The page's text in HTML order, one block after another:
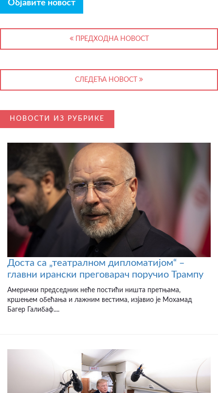
Објавите новост
ПРЕДХОДНА НОВОСТ
СЛЕДЕЋА НОВОСТ
НОВОСТИ ИЗ РУБРИКЕ
Доста са „театралном дипломатијом“ –
главни ирански преговарач поручио Трампу
Амерички председник неће постићи ништа претњама,
кршењем обећања и лажним вестима, изјавио је Мохамад
Багер Галибаф....